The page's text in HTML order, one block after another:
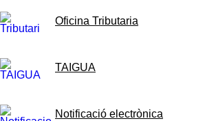
Oficina Tributaria
TAIGUA
Notificació electrònica